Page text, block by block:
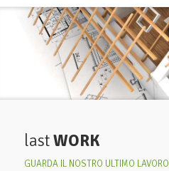
lastWORK
GUARDA IL NOSTRO ULTIMO